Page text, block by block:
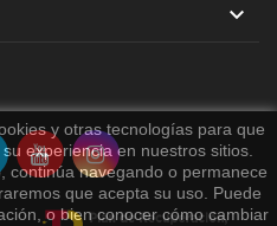

y otras tecnologías para que
experiencia en nuestros sitios.
continúa navegando o permanece
que acepta su uso. Puede
o bien conocer cómo cambiar